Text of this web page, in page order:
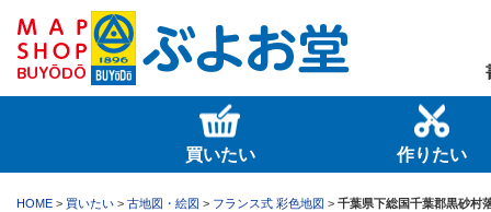
買いたい 作りたい
HOME > 買いたい > 古地図・絵図 > フランス式 彩色地図 > 千葉県下総国千葉郡黒砂村